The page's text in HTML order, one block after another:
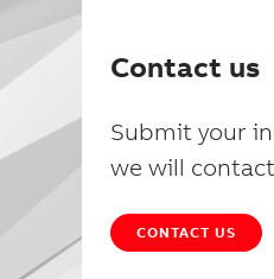
Contact us
Submit your
we will
CONTACT US